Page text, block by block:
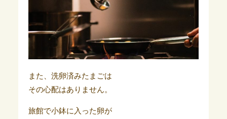
また、洗卵済みたまごは
その心配はありません。
旅館で小鉢に入った卵が